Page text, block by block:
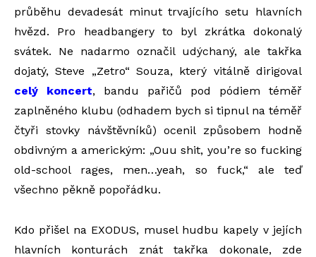
průběhu devadesát minut trvajícího setu hlavních
hvězd. Pro headbangery to byl zkrátka dokonalý
svátek. Ne nadarmo označil udýchaný, ale takřka
dojatý, Steve „Zetro“ Souza, který vitálně dirigoval
celý koncert, bandu pařičů pod pódiem téměř
zaplněného klubu (odhadem bych si tipnul na téměř
čtyři stovky návštěvníků) ocenil způsobem hodně
obdivným a americkým: „Ouu shit, you’re so fucking
old-school rages, men…yeah, so fuck,“ ale teď
všechno pěkně popořádku.
Kdo přišel na EXODUS, musel hudbu kapely v jejích
hlavních konturách znát takřka dokonale, zde